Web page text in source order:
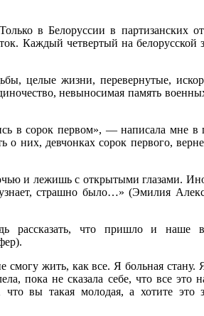
в Белоруссии в партизанских
Каждый четвертый на белорусской
целые жизни, перевернутые,
невыносимая память
в сорок первом», — написала мне в
о них, девчонках сорок первого,
и лежишь с открытыми глазами.
страшно было…» (Эмилия
рассказать, что пришло и наше
смогу жить, как все. Я больная
пока не сказала себе, что все это
вы такая молодая, а хотите это